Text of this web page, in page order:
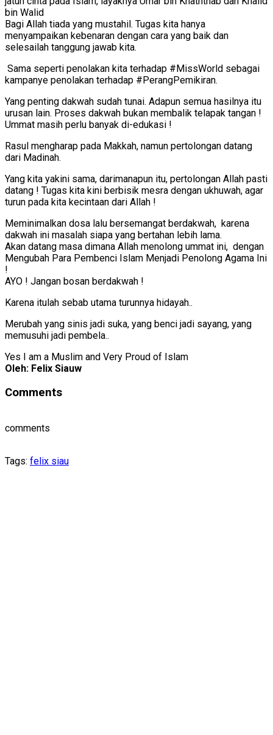
bin Walid
Bagi Allah tiada yang mustahil. Tugas kita hanya
menyampaikan kebenaran dengan cara yang baik dan
selesailah tanggung jawab kita.
Sama seperti penolakan kita terhadap #MissWorld sebagai
kampanye penolakan terhadap #PerangPemikiran.
Yang penting dakwah sudah tunai. Adapun semua hasilnya itu
urusan lain. Proses dakwah bukan membalik telapak tangan !
Ummat masih perlu banyak di-edukasi !
Rasul mengharap pada Makkah, namun pertolongan datang
dari Madinah.
Yang kita yakini sama, darimanapun itu, pertolongan Allah pasti
datang ! Tugas kita kini berbisik mesra dengan ukhuwah, agar
turun pada kita kecintaan dari Allah !
Meminimalkan dosa lalu bersemangat berdakwah, karena
dakwah ini masalah siapa yang bertahan lebih lama.
Akan datang masa dimana Allah menolong ummat ini, dengan
Mengubah Para Pembenci Islam Menjadi Penolong Agama Ini
!
AYO ! Jangan bosan berdakwah !
Karena itulah sebab utama turunnya hidayah..
Merubah yang sinis jadi suka, yang benci jadi sayang, yang
memusuhi jadi pembela..
Yes I am a Muslim and Very Proud of Islam
Oleh: Felix Siauw
Comments
comments
Tags: felix siau